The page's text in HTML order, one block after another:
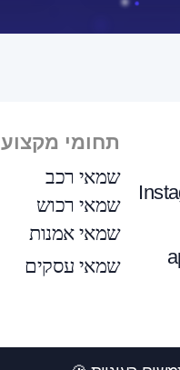
תחומי מקצוע
שמאי רכב
שמאי רכוש
שמאי אמנות
שמאי עסקים